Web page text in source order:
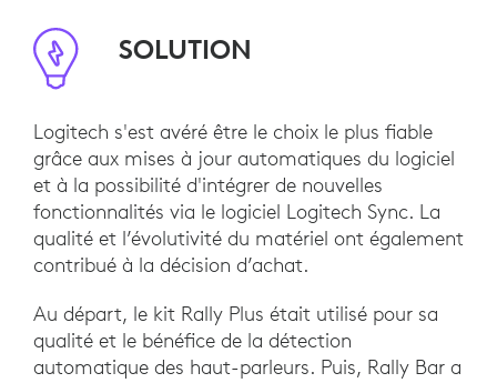
SOLUTION
Logitech s'est avéré être le choix le plus fiable
grâce aux mises à jour automatiques du logiciel
et à la possibilité d'intégrer de nouvelles
fonctionnalités via le logiciel Logitech Sync. La
qualité et l’évolutivité du matériel ont également
contribué à la décision d’achat.
Au départ, le kit Rally Plus était utilisé pour sa
qualité et le bénéfice de la détection
automatique des haut-parleurs. Puis, Rally Bar a